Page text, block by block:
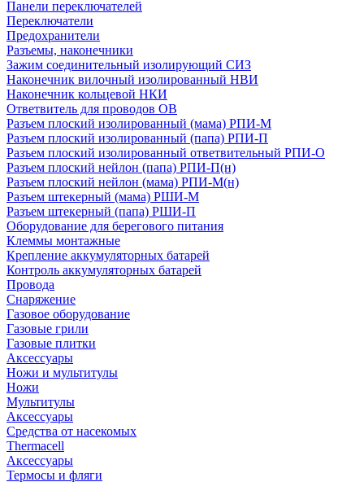
Панели переключателей
Переключатели
Предохранители
Разъемы, наконечники
Зажим соединительный изолирующий СИЗ
Наконечник вилочный изолированный НВИ
Наконечник кольцевой НКИ
Ответвитель для проводов ОВ
Разъем плоский изолированный (мама) РПИ-М
Разъем плоский изолированный (папа) РПИ-П
Разъем плоский изолированный ответвительный РПИ-О
Разъем плоский нейлон (папа) РПИ-П(н)
Разъем плоский нейлон (мама) РПИ-М(н)
Разъем штекерный (мама) РШИ-М
Разъем штекерный (папа) РШИ-П
Оборудование для берегового питания
Клеммы монтажные
Крепление аккумуляторных батарей
Контроль аккумуляторных батарей
Провода
Снаряжение
Газовое оборудование
Газовые грили
Газовые плитки
Аксессуары
Ножи и мультитулы
Ножи
Мультитулы
Аксессуары
Средства от насекомых
Thermacell
Аксессуары
Термосы и фляги